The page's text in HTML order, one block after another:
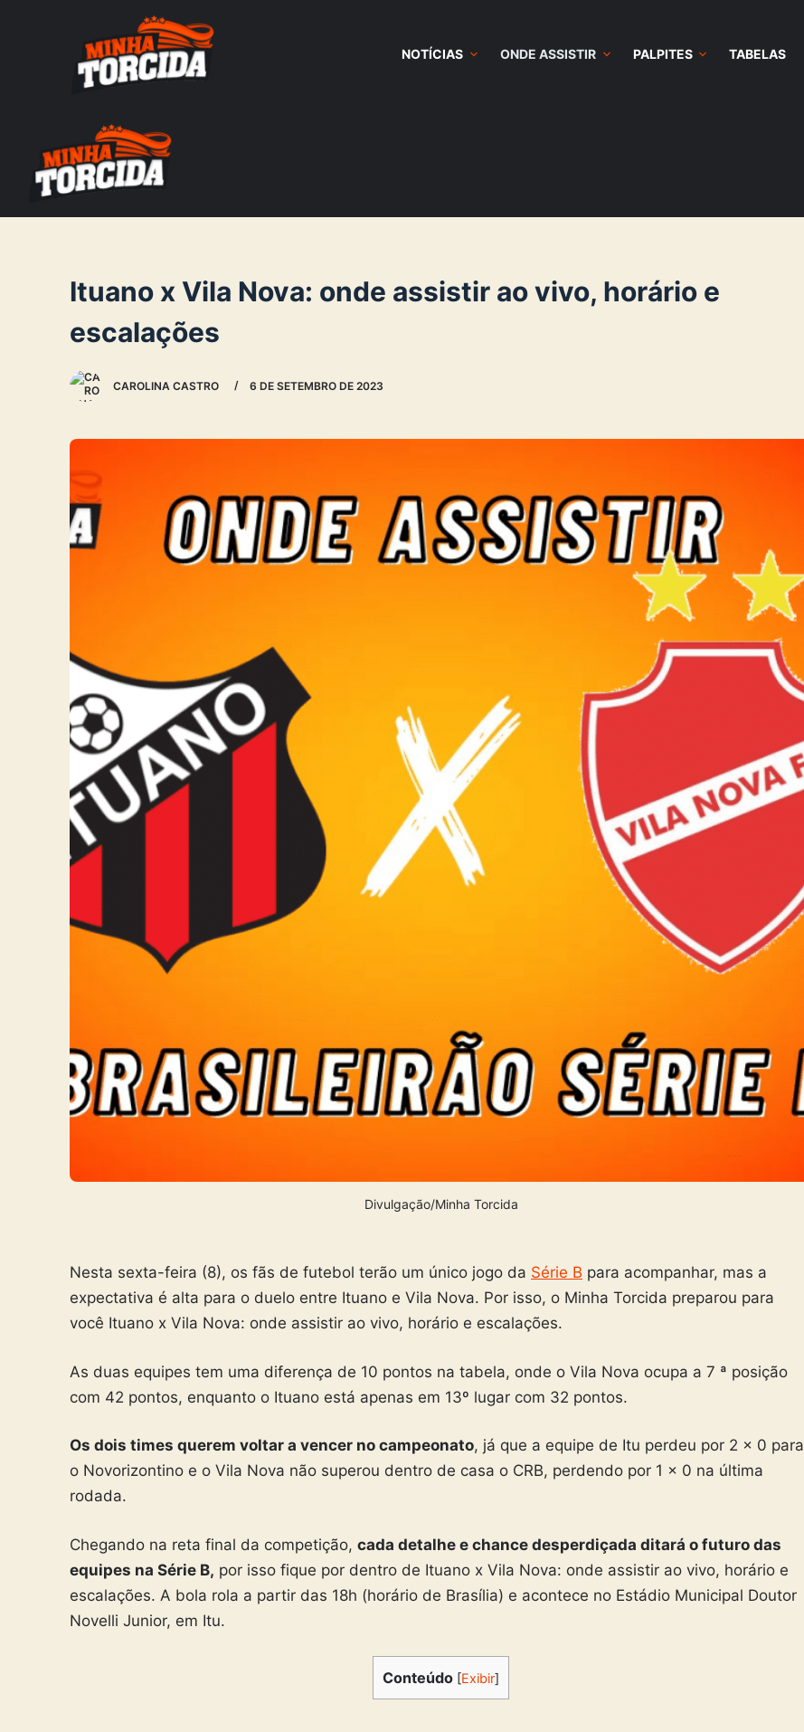
NOTÍCIAS ONDE ASSISTIR PALPITES TABELAS
Ituano x Vila Nova: onde assistir ao vivo, horário e
escalações
CAROLINA CASTRO 6 DE SETEMBRO DE 2023
Divulgação/Minha Torcida
Nesta sexta-feira (8), os fãs de futebol terão um único jogo da Série B para acompanhar, mas a
expectativa é alta para o duelo entre Ituano e Vila Nova. Por isso, o Minha Torcida preparou para
você Ituano x Vila Nova: onde assistir ao vivo, horário e escalações.
As duas equipes tem uma diferença de 10 pontos na tabela, onde o Vila Nova ocupa a 7 ª posição
com 42 pontos, enquanto o Ituano está apenas em 13º lugar com 32 pontos.
Os dois times querem voltar a vencer no campeonato, já que a equipe de Itu perdeu por 2 x 0 para
o Novorizontino e o Vila Nova não superou dentro de casa o CRB, perdendo por 1 x 0 na última
rodada.
Chegando na reta final da competição, cada detalhe e chance desperdiçada ditará o futuro das
equipes na Série B, por isso fique por dentro de Ituano x Vila Nova: onde assistir ao vivo, horário e
escalações. A bola rola a partir das 18h (horário de Brasília) e acontece no Estádio Municipal Doutor
Novelli Junior, em Itu.
Conteúdo [Exibir]